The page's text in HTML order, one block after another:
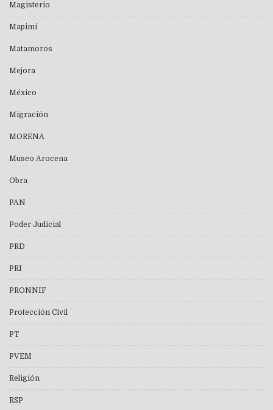
Magisterio
Mapimí
Matamoros
Mejora
México
Migración
MORENA
Museo Arocena
Obra
PAN
Poder Judicial
PRD
PRI
PRONNIF
Protección Civil
PT
PVEM
Religión
RSP